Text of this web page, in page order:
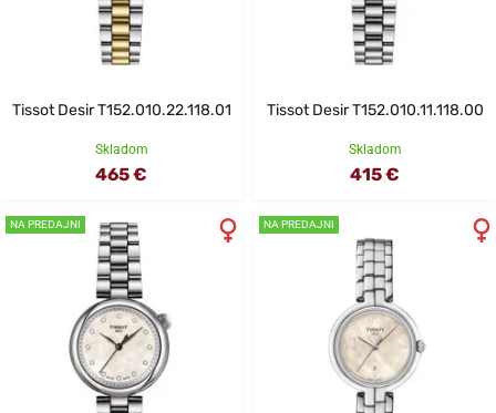
Tissot Desir T152.010.22.118.01
Skladom
465 €
Tissot Desir T152.010.11.118.00
Skladom
415 €
NA PREDAJNI NA PREDAJNI